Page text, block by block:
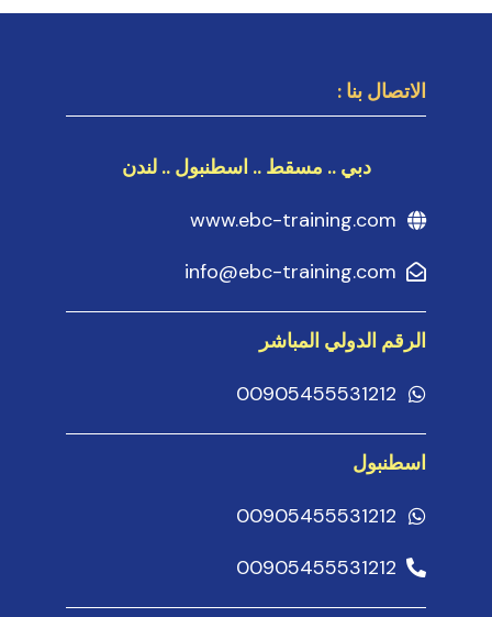
الاتصال بنا :
دبي .. مسقط .. اسطنبول .. لندن
www.ebc-training.com
info@ebc-training.com
الرقم الدولي المباشر
00905455531212
اسطنبول
00905455531212
00905455531212